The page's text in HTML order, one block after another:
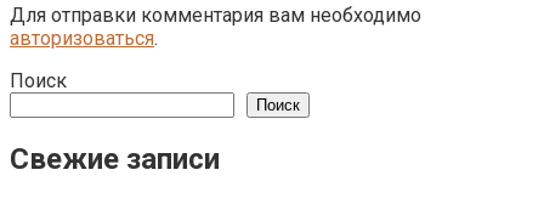
Для отправки комментария вам необходимо
авторизоваться.
Поиск
Поиск
Свежие записи